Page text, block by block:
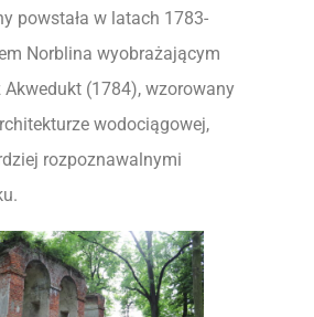
powstała w latach 1783-
Norblina wyobrażającym
Akwedukt (1784), wzorowany
wodociągowej,
rozpoznawalnymi